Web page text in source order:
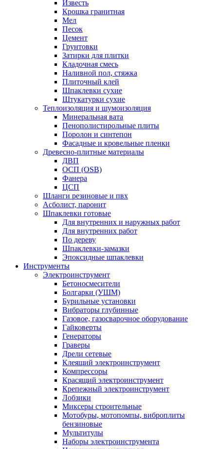
Известь
Крошка гранитная
Мел
Песок
Цемент
Грунтовки
Затирки для плитки
Кладочная смесь
Наливной пол, стяжка
Плиточный клей
Шпаклевки сухие
Штукатурки сухие
Теплоизоляция и шумоизоляция
Минеральная вата
Пенополистирольные плиты
Поролон и синтепон
Фасадные и кровельные пленки
Древесно-плитные материалы
ДВП
ОСП (OSB)
Фанера
ЦСП
Шланги резиновые и пвх
Асболист, паронит
Шпаклевки готовые
Для внутренних и наружных работ
Для внутренних работ
По дереву
Шпаклевки-замазки
Эпоксидные шпаклевки
Инструменты
Электроинструмент
Бетоносмесители
Болгарки (УШМ)
Бурильные установки
Вибраторы глубинные
Газовое, газосварочное оборудование
Гайковерты
Генераторы
Граверы
Дрели сетевые
Клеящий электроинструмент
Компрессоры
Красящий электроинструмент
Крепежный электроинструмент
Лобзики
Миксеры строительные
Мотобуры, мотопомпы, виброплиты
бензиновые
Мультитулы
Наборы электроинструмента